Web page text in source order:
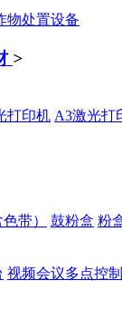
物处置设备
>
打印机 A3激光打
带）
鼓粉盒 粉
视频会议多点控